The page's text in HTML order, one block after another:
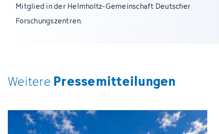
Mitglied in der Helmholtz-Gemeinschaft Deutscher
Forschungszentren.
Weitere Pressemitteilungen